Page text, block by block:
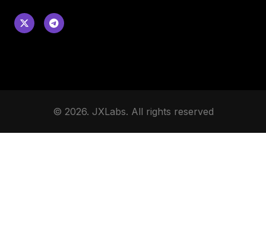
© 2026. JXLabs. All rights reserved